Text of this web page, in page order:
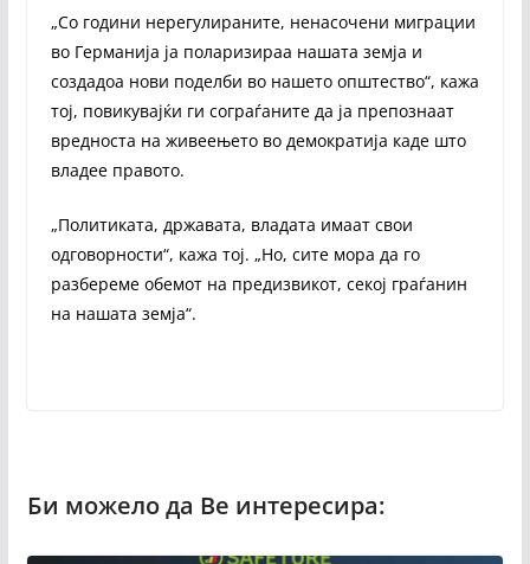
„Со години нерегулираните, ненасочени миграции
во Германија ја поларизираа нашата земја и
создадоа нови поделби во нашето општество“, кажа
тој, повикувајќи ги сограѓаните да ја препознаат
вредноста на живеењето во демократија каде што
владее правото.
„Политиката, државата, владата имаат свои
одговорности“, кажа тој. „Но, сите мора да го
разбереме обемот на предизвикот, секој граѓанин
на нашата земја“.